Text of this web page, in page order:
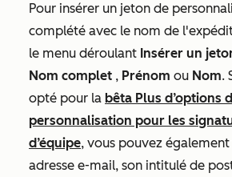
Pour insérer un jeton de
complété avec le nom de
le menu déroulant Insérer un
Nom complet , Prénom ou Nom.
opté pour la bêta Plus d’options
personnalisation pour les
d’équipe, vous pouvez
adresse e-mail, son intitulé de